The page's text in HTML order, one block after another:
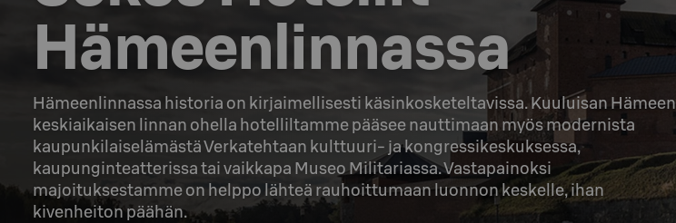
Hämeenlinnassa
Hämeenlinnassa historia on kirjaimellisesti käsinkosketeltavissa. Kuuluisan Hämeen
keskiaikaisen linnan ohella hotelliltamme pääsee nauttimaan myös modernista
kaupunkilaiselämästä Verkatehtaan kulttuuri- ja kongressikeskuksessa,
kaupunginteatterissa tai vaikkapa Museo Militariassa. Vastapainoksi
majoituksestamme on helppo lähteä rauhoittumaan luonnon keskelle, ihan
kivenheiton päähän.